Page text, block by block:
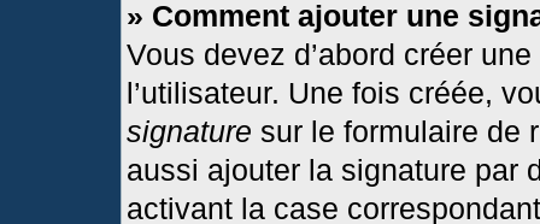
» Comment ajouter une
Vous devez d’abord créer
l’utilisateur. Une fois créée,
signature sur le formulaire de
aussi ajouter la signature par
activant la case